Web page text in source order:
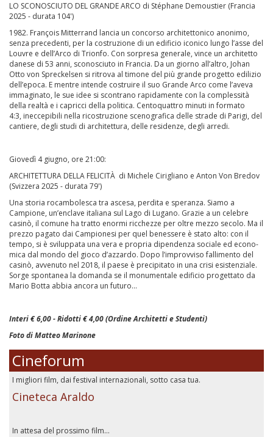
LO SCONOSCIUTO DEL GRANDE ARCO di Stéphane Demoustier (Francia
2025 - durata 104')
1982. François Mitterrand lancia un concorso architettonico anonimo,
senza precedenti, per la costruzione di un edificio iconico lungo l’asse del
Louvre e dell’Arco di Trionfo. Con sorpresa generale, vince un architetto
danese di 53 anni, sconosciuto in Francia. Da un giorno all’altro, Johan
Otto von Spreckelsen si ritrova al timone del più grande progetto edilizio
dell’epoca. E mentre intende costruire il suo Grande Arco come l’aveva
immaginato, le sue idee si scontrano rapidamente con la complessità
della realtà e i capricci della politica. Centoquattro minuti in formato
4:3, ineccepibili nella ricostruzione scenografica delle strade di Parigi, del
cantiere, degli studi di architettura, delle residenze, degli arredi.
Giovedì 4 giugno, ore 21:00:
ARCHITETTURA DELLA FELICITÀ di Michele Cirigliano e Anton Von Bredov
(Svizzera 2025 - durata 79')
Una storia rocam­bo­lesca tra ascesa, perdita e speranza. Siamo a
Campione, un’enclave italiana sul Lago di Lugano. Grazie a un celebre
casinò, il comune ha tratto enormi ricchezze per oltre mezzo secolo. Ma il
prezzo pagato dai Campio­nesi per quel benes­sere è stato alto: con il
tempo, si è svilup­pata una vera e propria dipen­denza sociale ed econo­
mica dal mondo del gioco d’azzardo. Dopo l’improv­viso falli­mento del
casinò, avve­nuto nel 2018, il paese è preci­pi­tato in una crisi esis­ten­ziale.
Sorge spon­tanea la domanda se il monu­men­tale edificio proget­tato da
Mario Botta abbia ancora un futuro...
Interi € 6,00 - Ridotti € 4,00 (Ordine Architetti e Studenti)
Foto di Matteo Marinone
Cineforum
I migliori film, dai festival internazionali, sotto casa tua.
Cineteca Araldo
In attesa del prossimo film...